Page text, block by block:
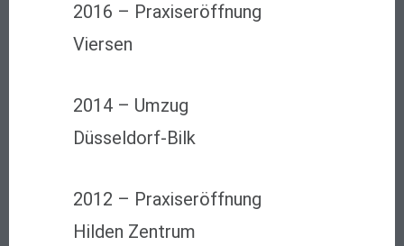
2016 – Praxiseröffnung
Viersen
2014 – Umzug
Düsseldorf-Bilk
2012 – Praxiseröffnung
Hilden Zentrum